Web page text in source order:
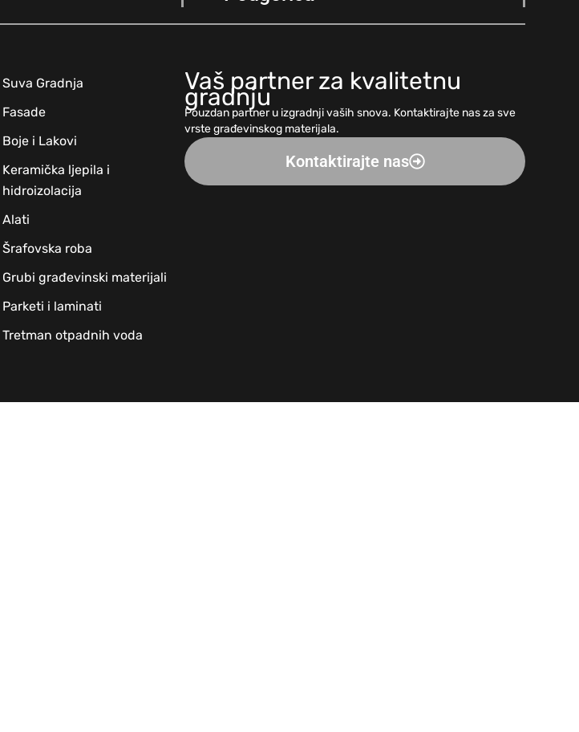
Suva Gradnja
Fasade
Boje i Lakovi
Keramička ljepila i
hidroizolacija
Alati
Šrafovska roba
Grubi građevinski materijali
Parketi i laminati
Tretman otpadnih voda
Vaš partner za kvalitetnu
gradnju
Pouzdan partner u izgradnji vaših snova. Kontaktirajte nas za sve
vrste građevinskog materijala.
Kontaktirajte nas